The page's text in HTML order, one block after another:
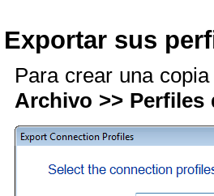
Exportar sus
Para crear una
Archivo >> Perfiles